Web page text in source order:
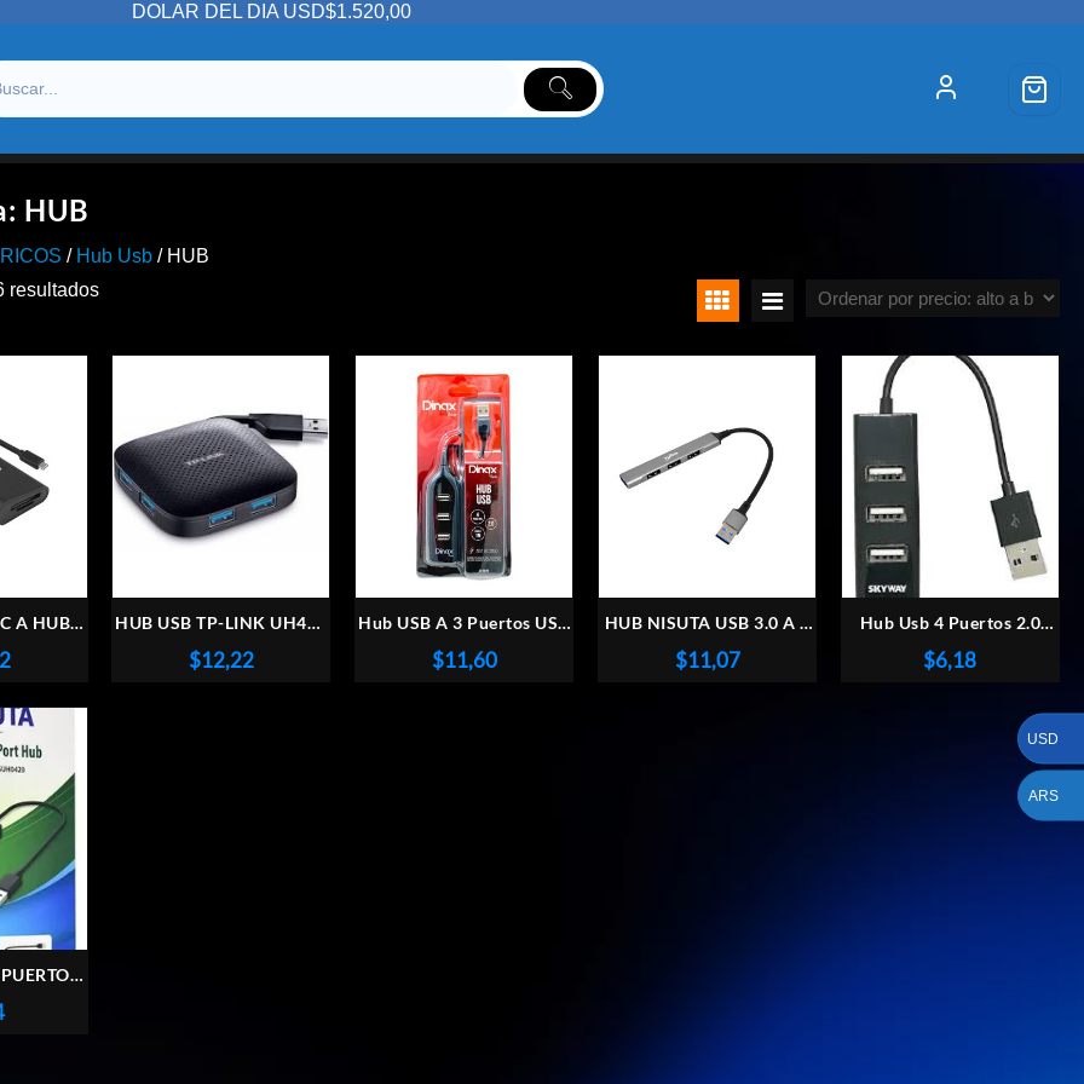
DOLAR DEL DIA USD$1.520,00
HUB
/ Hub Usb / HUB
resultadosOrdenado
alto
A HUB 3
3.0 Y
HUB USB TP-LINK UH400
4 PUERTOS 3.0
$12,22
Hub USB A 3 Puertos USB
2.0 Dinax 1 metro
$11,60
HUB NISUTA USB 3.0 A 3
PUERTOS USB 2.0 Y 1
PUERTO USB 3.1
$11,07
Hub Usb 4 Puertos 2.0
Multiplicador C/ Cable
Usb
$6,18
USD
ARS